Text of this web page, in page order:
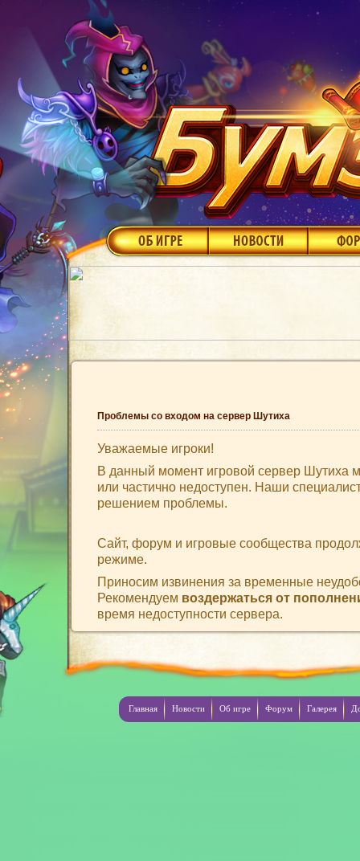
Проблемы со входом на сервер Шутиха
Уважаемые игроки!
В данный момент игровой сервер Шутиха
или частично недоступен. Наши
решением проблемы.
Сайт, форум и игровые сообщества
режиме.
Приносим извинения за временные
Рекомендуем воздержаться от
время недоступности сервера.
Главная Новости Об игре Форум Галерея